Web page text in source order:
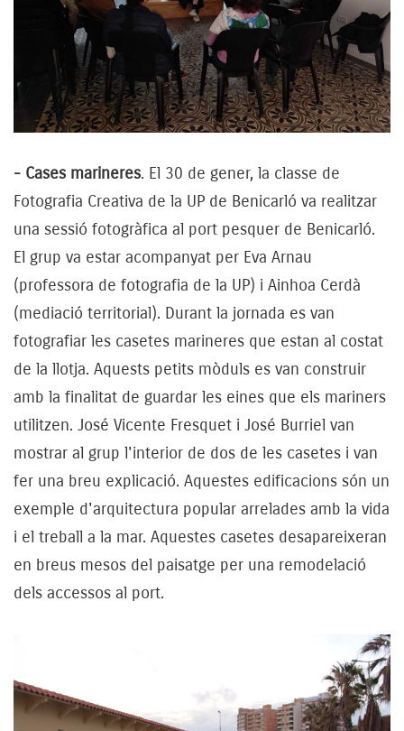
- Cases marineres. El 30 de gener, la classe de
Fotografia Creativa de la UP de Benicarló va realitzar
una sessió fotogràfica al port pesquer de Benicarló.
El grup va estar acompanyat per Eva Arnau
(professora de fotografia de la UP) i Ainhoa Cerdà
(mediació territorial). Durant la jornada es van
fotografiar les casetes marineres que estan al costat
de la llotja. Aquests petits mòduls es van construir
amb la finalitat de guardar les eines que els mariners
utilitzen. José Vicente Fresquet i José Burriel van
mostrar al grup l'interior de dos de les casetes i van
fer una breu explicació. Aquestes edificacions són un
exemple d'arquitectura popular arrelades amb la vida
i el treball a la mar. Aquestes casetes desapareixeran
en breus mesos del paisatge per una remodelació
dels accessos al port.